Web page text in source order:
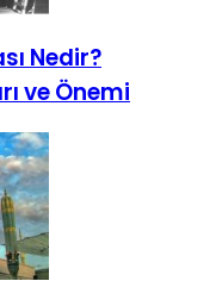
Nedir?
ve Önemi